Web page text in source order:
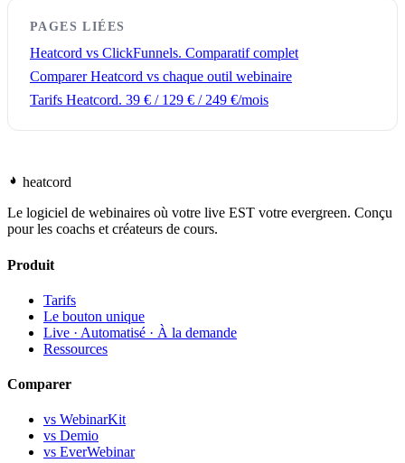
PAGES LIÉES
Heatcord vs ClickFunnels. Comparatif complet
Comparer Heatcord vs chaque outil webinaire
Tarifs Heatcord. 39 € / 129 € / 249 €/mois
heatcord
Le logiciel de webinaires où votre live EST votre evergreen. Conçu
pour les coachs et créateurs de cours.
Produit
Tarifs
Le bouton unique
Live · Automatisé · À la demande
Ressources
Comparer
vs WebinarKit
vs Demio
vs EverWebinar